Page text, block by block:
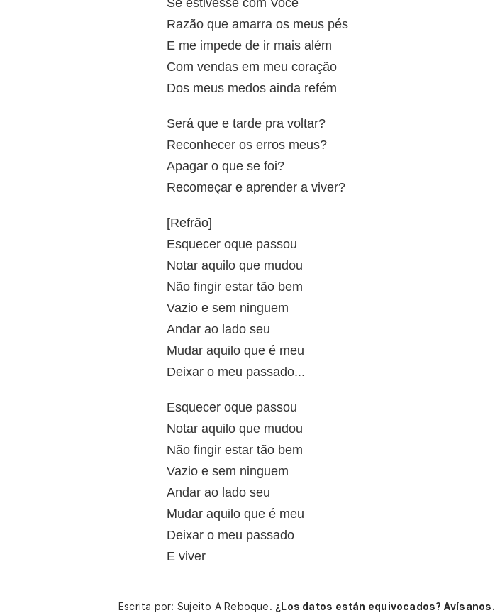
Se estivesse com Você
Razão que amarra os meus pés
E me impede de ir mais além
Com vendas em meu coração
Dos meus medos ainda refém
Será que e tarde pra voltar?
Reconhecer os erros meus?
Apagar o que se foi?
Recomeçar e aprender a viver?
[Refrão]
Esquecer oque passou
Notar aquilo que mudou
Não fingir estar tão bem
Vazio e sem ninguem
Andar ao lado seu
Mudar aquilo que é meu
Deixar o meu passado...
Esquecer oque passou
Notar aquilo que mudou
Não fingir estar tão bem
Vazio e sem ninguem
Andar ao lado seu
Mudar aquilo que é meu
Deixar o meu passado
E viver
Escrita por: Sujeito A Reboque. ¿Los datos están equivocados? Avísanos.